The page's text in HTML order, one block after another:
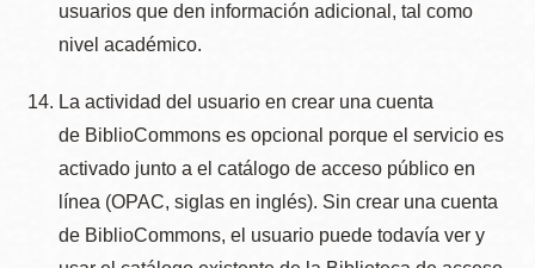
usuarios que den información adicional, tal como
nivel académico.
La actividad del usuario en crear una cuenta
de BiblioCommons es opcional porque el servicio es
activado junto a el catálogo de acceso público en
línea (OPAC, siglas en inglés). Sin crear una cuenta
de BiblioCommons, el usuario puede todavía ver y